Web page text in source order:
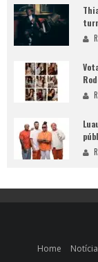
Home